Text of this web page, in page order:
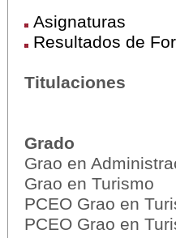
Asignaturas
Resultados de
Titulaciones
Grado
Grao en
Grao en Turismo
PCEO Grao en
PCEO Grao en